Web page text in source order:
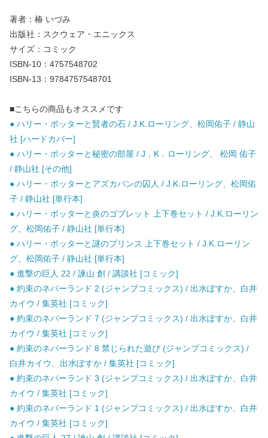
著者：椿 いづみ
出版社：スクウェア・エニックス
サイズ：コミック
ISBN-10：4757548702
ISBN-13：9784757548701
■こちらの商品もオススメです
● ハリー・ポッターと賢者の石 / J.K.ローリング、松岡佑子 / 静山
社 [ハードカバー]
● ハリー・ポッターと秘密の部屋 / J．K．ローリング、 松岡 佑子
/ 静山社 [その他]
● ハリー・ポッターとアズカバンの囚人 / J.K.ローリング、松岡佑
子 / 静山社 [単行本]
● ハリー・ポッターと炎のゴブレット 上下巻セット / J.K.ローリン
グ、松岡佑子 / 静山社 [単行本]
● ハリー・ポッターと謎のプリンス 上下巻セット / J.K.ローリン
グ、松岡佑子 / 静山社 [単行本]
● 進撃の巨人 22 / 諫山 創 / 講談社 [コミック]
● 約束のネバーランド 2 (ジャンプコミックス) / 出水ぽすか、白井
カイウ / 集英社 [コミック]
● 約束のネバーランド 7 (ジャンプコミックス) / 出水ぽすか、白井
カイウ / 集英社 [コミック]
● 約束のネバーランド 8 禁じられた遊び (ジャンプコミックス) /
白井カイウ、出水ぽすか / 集英社 [コミック]
● 約束のネバーランド 3 (ジャンプコミックス) / 出水ぽすか、白井
カイウ / 集英社 [コミック]
● 約束のネバーランド 1 (ジャンプコミックス) / 出水ぽすか、白井
カイウ / 集英社 [コミック]